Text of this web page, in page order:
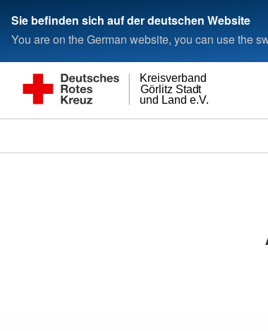
Sie befinden sich auf der deutschen Website
You are on the German website, you can use the
und Land e.V.
Görlitz Stadt
Kreisverband